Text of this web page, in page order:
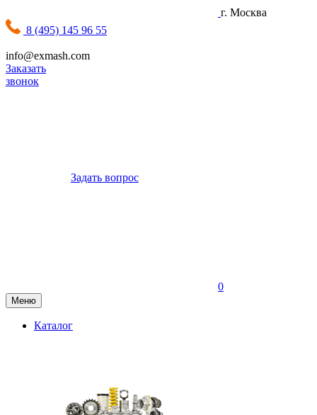
г. Москва
8 (495) 145 96 55
info@exmash.com
Заказать
звонок
Задать вопрос
0
Меню
Каталог